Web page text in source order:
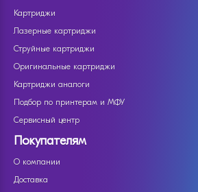
Картриджи
Лазерные картриджи
Струйные картриджи
Оригинальные картриджи
Картриджи аналоги
Подбор по принтерам и МФУ
Сервисный центр
Покупателям
О компании
Доставка